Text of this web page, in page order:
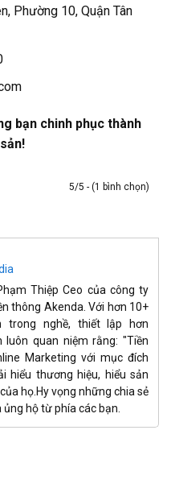
Phường 10, Quận Tân
bạn chinh phục thành
5/5 - (1 bình chọn)
Thiệp Ceo của công ty
thông Akenda. Với hơn 10+
trong nghề, thiết lập hơn
luôn quan niệm rằng: "Tiền
Marketing với mục đích
hiểu thương hiệu, hiểu sản
họ.Hy vọng những chia sẻ
hộ từ phía các bạn.